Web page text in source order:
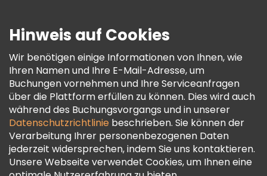
AGB Und Rechtliches
Cookie-Richtlinie
Freetour Auszeichnungen
Treueprogramm
Hinweis auf Cookies
Wir benötigen einige Informationen von Ihnen, wie
Ihren Namen und Ihre E-Mail-Adresse, um
Buchungen vornehmen und Ihre Serviceanfragen
über die Plattform erfüllen zu können. Dies wird auch
während des Buchungsvorgangs und in unserer
Datenschutzrichtlinie beschrieben. Sie können der
Verarbeitung Ihrer personenbezogenen Daten
jederzeit widersprechen, indem Sie uns kontaktieren.
Unsere Webseite verwendet Cookies, um Ihnen eine